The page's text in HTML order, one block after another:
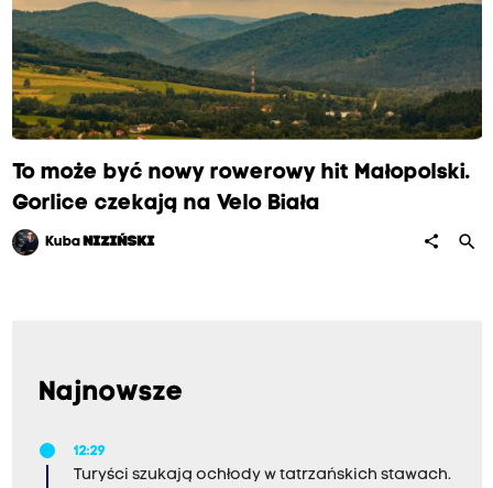
To może być nowy rowerowy hit Małopolski.
Gorlice czekają na Velo Biała
Kuba NIZIŃSKI share search
Najnowsze
12:29
Turyści szukają ochłody w tatrzańskich stawach.